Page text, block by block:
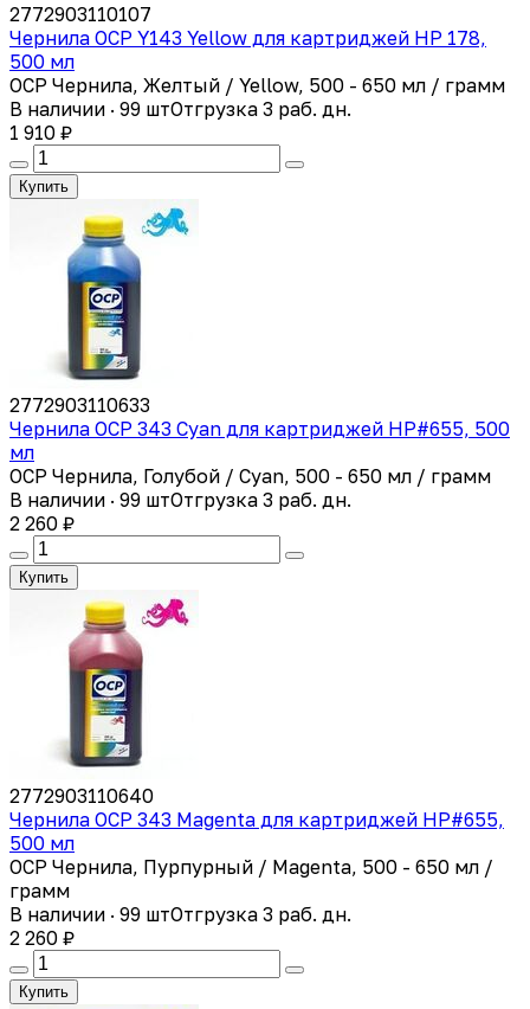
2772903110107
Чернила OCP Y143 Yellow для картриджей HP 178,
500 мл
OCP Чернила, Желтый / Yellow, 500 - 650 мл / грамм
В наличии · 99 штОтгрузка 3 раб. дн.
1 910 ₽
Купить
2772903110633
Чернила ОСР 343 Cyan для картриджей HP#655, 500
мл
OCP Чернила, Голубой / Cyan, 500 - 650 мл / грамм
В наличии · 99 штОтгрузка 3 раб. дн.
2 260 ₽
Купить
2772903110640
Чернила ОСР 343 Magenta для картриджей HP#655,
500 мл
OCP Чернила, Пурпурный / Magenta, 500 - 650 мл /
грамм
В наличии · 99 штОтгрузка 3 раб. дн.
2 260 ₽
Купить